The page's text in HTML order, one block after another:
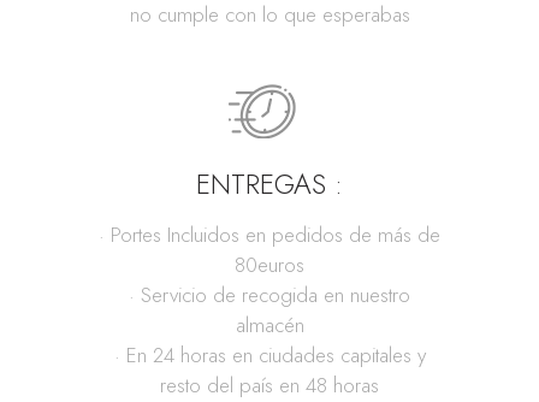
no cumple con lo que esperabas
ENTREGAS :
· Portes Incluidos en pedidos de más de
80euros
· Servicio de recogida en nuestro
almacén
· En 24 horas en ciudades capitales y
resto del país en 48 horas